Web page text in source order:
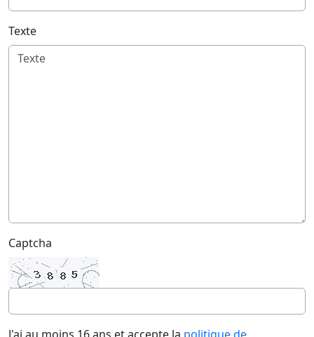
Texte
Captcha
J'ai au moins 16 ans et accepte la politique de